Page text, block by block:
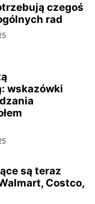
czegoś
rad
wskazówki
są teraz
Costco,